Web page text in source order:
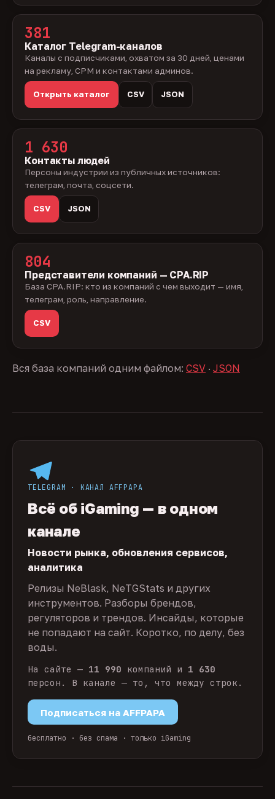
381
Каталог Telegram-каналов
Каналы с подписчиками, охватом за 30 дней, ценами
на рекламу, CPM и контактами админов.
Открыть каталог CSV JSON
1 630
Контакты людей
Персоны индустрии из публичных источников:
телеграм, почта, соцсети.
CSV JSON
804
Представители компаний — CPA.RIP
База CPA.RIP: кто из компаний с чем выходит — имя,
телеграм, роль, направление.
CSV
Вся база компаний одним файлом: CSV · JSON
TELEGRAM · КАНАЛ AFFPAPA
Всё об iGaming — в одном
канале
Новости рынка, обновления сервисов,
аналитика
Релизы NeBlask, NeTGStats и других
инструментов. Разборы брендов,
регуляторов и трендов. Инсайды, которые
не попадают на сайт. Коротко, по делу, без
воды.
На сайте — 11 990 компаний и 1 630
персон. В канале — то, что между строк.
Подписаться на AFFPAPA
бесплатно · без спама · только iGaming